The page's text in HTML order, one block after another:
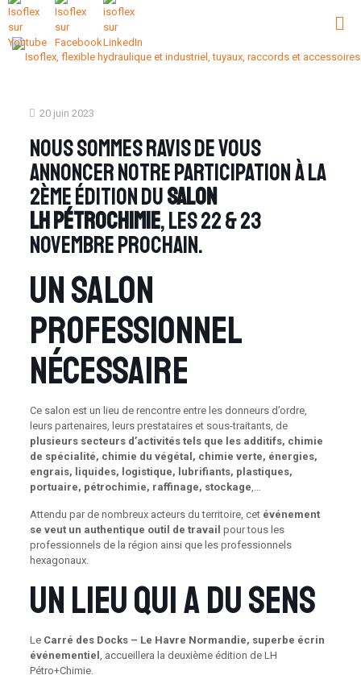
20 juin 2023
Nous sommes ravis de vous
annoncer notre participation à la
2ème édition dusalon
LHPétrochimie, les 22 & 23
novembre prochain.
Un salon
professionnel
nécessaire
Ce salon est un lieu de rencontre entre les donneurs d’ordre,
leurs partenaires, leurs prestataires et sous-traitants, de
plusieurs secteurs d’activités tels que les additifs, chimie
de spécialité, chimie du végétal, chimie verte, énergies,
engrais, liquides, logistique, lubrifiants, plastiques,
portuaire, pétrochimie, raffinage, stockage,…
Attendu par de nombreux acteurs du territoire, cet événement
se veut un authentique outil de travail pour tous les
professionnels de la région ainsi que les professionnels
hexagonaux.
Un lieu qui a du sens
Le Carré des Docks – Le Havre Normandie, superbe écrin
événementiel , accueillera la deuxième édition de LH
Pétro+Chimie.